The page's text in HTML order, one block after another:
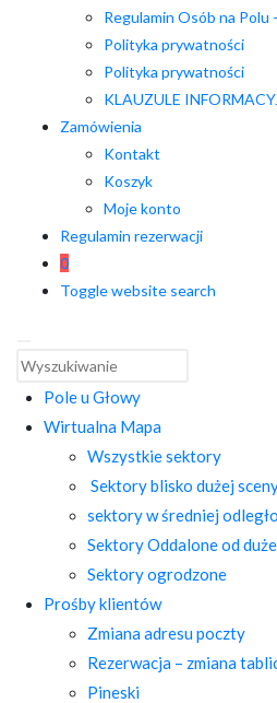
Regulamin Osób na Polu
Polityka prywatności
Polityka prywatności
KLAUZULE
Zamówienia
Kontakt
Koszyk
Moje konto
Regulamin rezerwacji
0
Toggle website search
Pole u Głowy
Wirtualna Mapa
Wszystkie sektory
Sektory blisko dużej
sektory w średniej
Sektory Oddalone od
Sektory ogrodzone
Prośby klientów
Zmiana adresu poczty
Rezerwacja – zmiana
Pineski